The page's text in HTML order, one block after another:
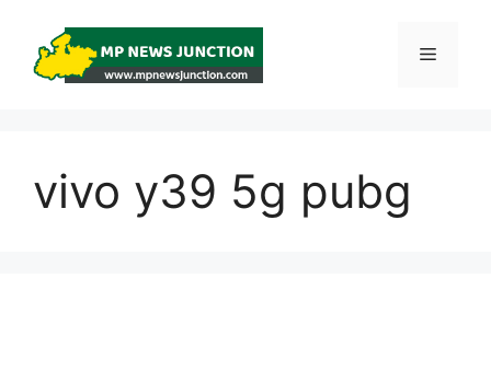
content
Menu
vivo y39 5g pubg